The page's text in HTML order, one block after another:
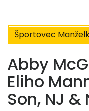
Športovec
Abby
Eliho
Son, NJ &